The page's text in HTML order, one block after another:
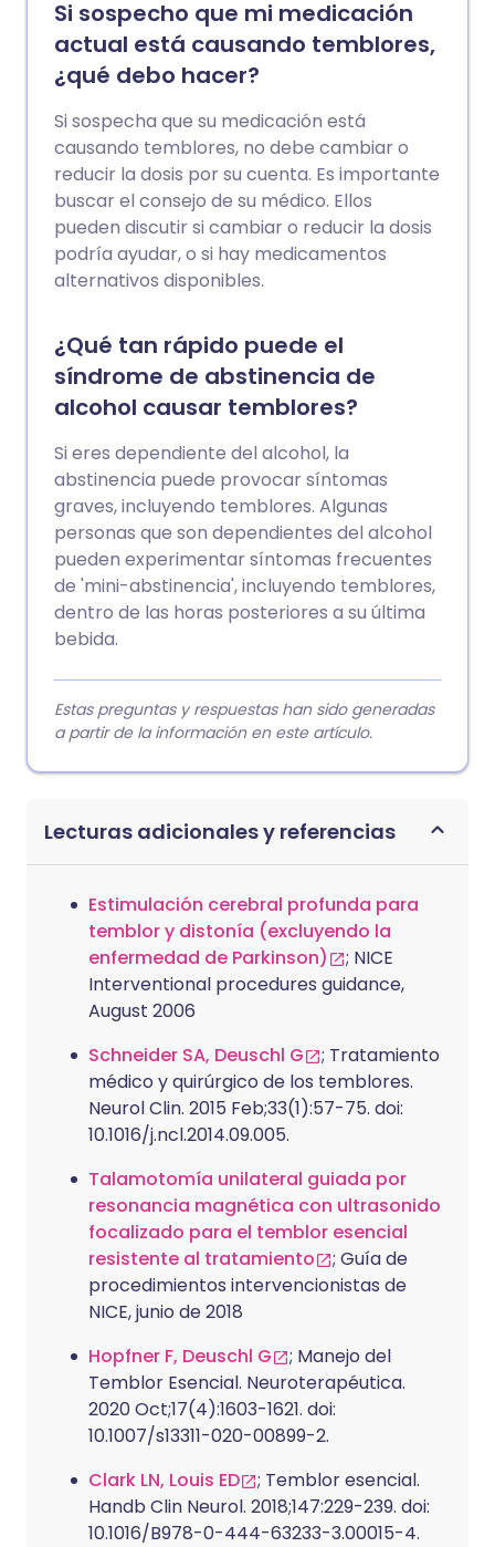
Si sospecho que mi medicación
actual está causando temblores,
¿qué debo hacer?
Si sospecha que su medicación está
causando temblores, no debe cambiar o
reducir la dosis por su cuenta. Es importante
buscar el consejo de su médico. Ellos
pueden discutir si cambiar o reducir la dosis
podría ayudar, o si hay medicamentos
alternativos disponibles.
¿Qué tan rápido puede el
síndrome de abstinencia de
alcohol causar temblores?
Si eres dependiente del alcohol, la
abstinencia puede provocar síntomas
graves, incluyendo temblores. Algunas
personas que son dependientes del alcohol
pueden experimentar síntomas frecuentes
de 'mini-abstinencia', incluyendo temblores,
dentro de las horas posteriores a su última
bebida.
Estas preguntas y respuestas han sido generadas
a partir de la información en este artículo.
Lecturas adicionales y referencias
Estimulación cerebral profunda para
temblor y distonía (excluyendo la
enfermedad de Parkinson)
; NICE
Interventional procedures guidance,
August 2006
Schneider SA, Deuschl G
; Tratamiento
médico y quirúrgico de los temblores.
Neurol Clin. 2015 Feb;33(1):57-75. doi:
10.1016/j.ncl.2014.09.005.
Talamotomía unilateral guiada por
resonancia magnética con ultrasonido
focalizado para el temblor esencial
resistente al tratamiento
; Guía de
procedimientos intervencionistas de
NICE, junio de 2018
Hopfner F, Deuschl G
; Manejo del
Temblor Esencial. Neuroterapéutica.
2020 Oct;17(4):1603-1621. doi:
10.1007/s13311-020-00899-2.
Clark LN, Louis ED
; Temblor esencial.
Handb Clin Neurol. 2018;147:229-239. doi:
10.1016/B978-0-444-63233-3.00015-4.